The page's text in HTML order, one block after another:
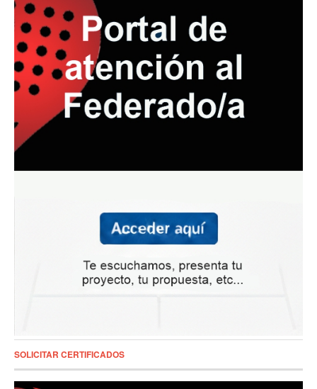
SOLICITAR CERTIFICADOS